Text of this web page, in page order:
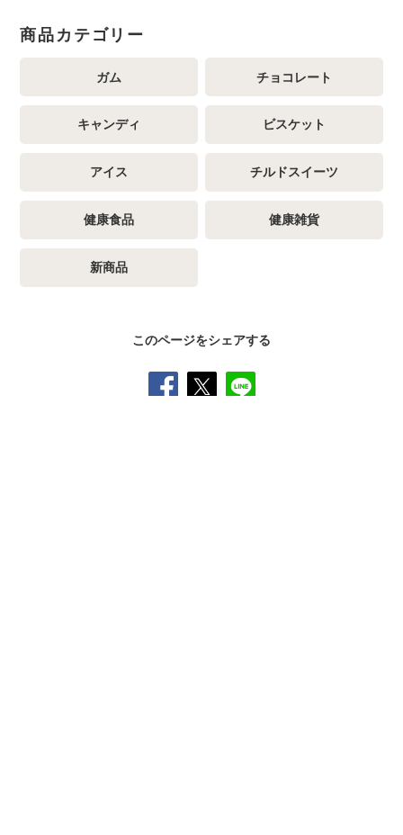
商品カテゴリー
ガム チョコレート
キャンディ ビスケット
アイス チルドスイーツ
健康食品 健康雑貨
新商品
このページをシェアする